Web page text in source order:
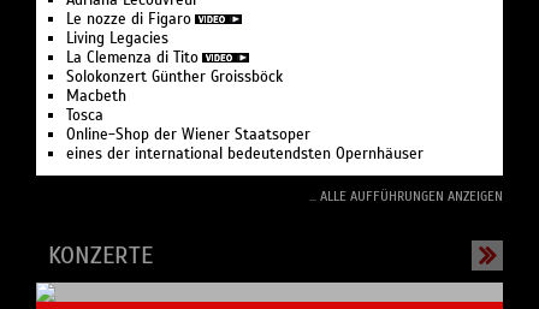
Le nozze di Figaro
Living Legacies
La Clemenza di Tito
Solo­konzert Günther Groissböck
Macbeth
Tosca
Online-Shop der Wiener Staatsoper
eines der international bedeutendsten Opernhäuser
... ALLE AUFFÜHRUNGEN ANZEIGEN
KONZERTE